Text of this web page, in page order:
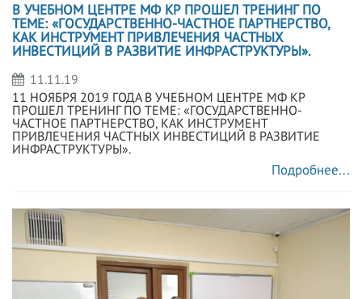
В УЧЕБНОМ ЦЕНТРЕ МФ КР ПРОШЕЛ ТРЕНИНГ ПО
ТЕМЕ: «ГОСУДАРСТВЕННО-ЧАСТНОЕ ПАРТНЕРСТВО,
КАК ИНСТРУМЕНТ ПРИВЛЕЧЕНИЯ ЧАСТНЫХ
ИНВЕСТИЦИЙ В РАЗВИТИЕ ИНФРАСТРУКТУРЫ».
11.11.19
11 НОЯБРЯ 2019 ГОДА В УЧЕБНОМ ЦЕНТРЕ МФ КР
ПРОШЕЛ ТРЕНИНГ ПО ТЕМЕ: «ГОСУДАРСТВЕННО-
ЧАСТНОЕ ПАРТНЕРСТВО, КАК ИНСТРУМЕНТ
ПРИВЛЕЧЕНИЯ ЧАСТНЫХ ИНВЕСТИЦИЙ В РАЗВИТИЕ
ИНФРАСТРУКТУРЫ».
Подробнее...